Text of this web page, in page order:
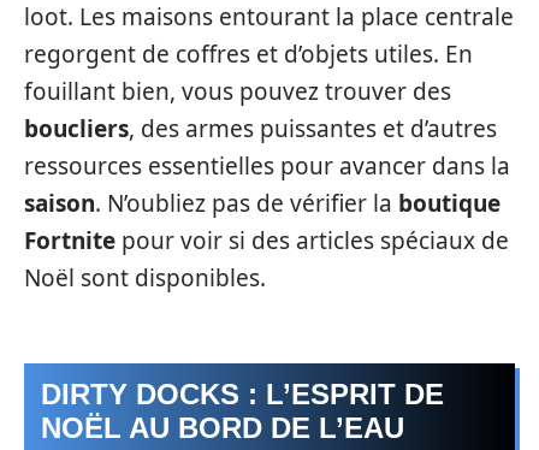
loot. Les maisons entourant la place centrale
regorgent de coffres et d’objets utiles. En
fouillant bien, vous pouvez trouver des
boucliers, des armes puissantes et d’autres
ressources essentielles pour avancer dans la
saison. N’oubliez pas de vérifier la boutique
Fortnite pour voir si des articles spéciaux de
Noël sont disponibles.
DIRTY DOCKS : L’ESPRIT DE
NOËL AU BORD DE L’EAU